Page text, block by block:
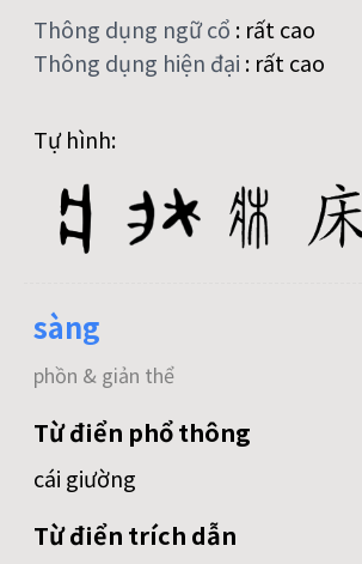
Thông dụng ngữ cổ : rất cao
Thông dụng hiện đại : rất cao
Tự hình:
sàng
phồn & giản thể
Từ điển phổ thông
cái giường
Từ điển trích dẫn